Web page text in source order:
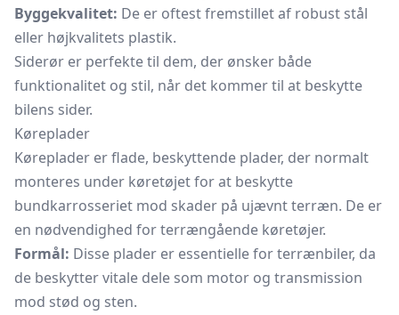
Byggekvalitet: De er oftest fremstillet af robust stål
eller højkvalitets plastik.
Siderør er perfekte til dem, der ønsker både
funktionalitet og stil, når det kommer til at beskytte
bilens sider.
Køreplader
Køreplader er flade, beskyttende plader, der normalt
monteres under køretøjet for at beskytte
bundkarrosseriet mod skader på ujævnt terræn. De er
en nødvendighed for terrængående køretøjer.
Formål: Disse plader er essentielle for terrænbiler, da
de beskytter vitale dele som motor og transmission
mod stød og sten.